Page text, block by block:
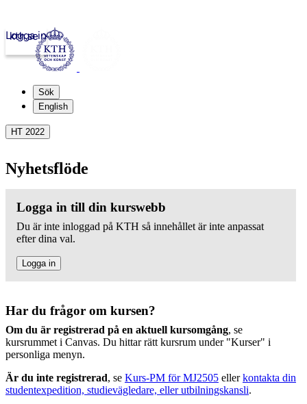
kth.se
Logga in
Sök
English
HT 2022
Nyhetsflöde
Logga in till din kurswebb
Du är inte inloggad på KTH så innehållet är inte anpassat
efter dina val.
Logga in
Har du frågor om kursen?
Om du är registrerad på en aktuell kursomgång, se
kursrummet i Canvas. Du hittar rätt kursrum under "Kurser" i
personliga menyn.
Är du inte registrerad, se Kurs-PM för MJ2505 ellerkontakta din
studentexpedition, studievägledare, eller utbilningskansli.